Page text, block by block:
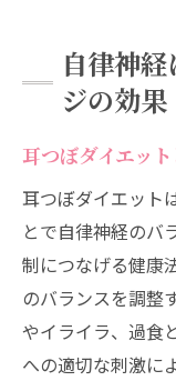
自律神
ジの効果
耳つぼダイエッ
耳つぼダイエット
とで自律神経のバ
制につなげる健康
のバランスを調整
やイライラ、過食
への適切な刺激に